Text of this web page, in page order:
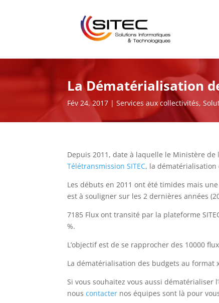
La Dématérialisation
Fév 24, 2017 Services aux collectivités,
Depuis 2011, date à laquelle le Ministère de
Télétransmission SITEC, la dématérialisation
Les débuts en 2011 ont été timides mais
est à souligner sur les 2 dernières années
7185 Flux ont transité par la plateforme
%.
L’objectif est de se rapprocher des 10000
La dématérialisation des budgets au format
Si vous souhaitez vous aussi dématérialiser
nouscontacter nos équipes sont là pour